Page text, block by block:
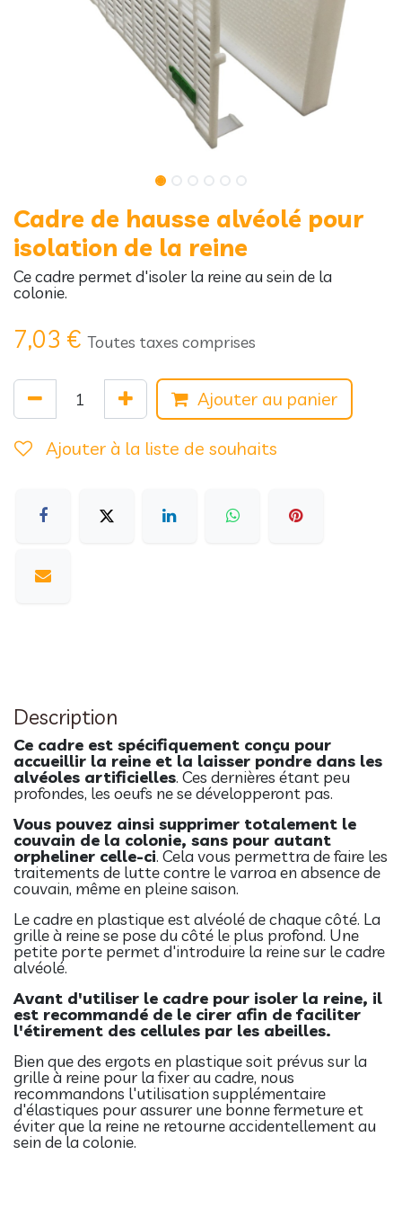
Cadre de hausse alvéolé pour
isolation de la reine
Ce cadre permet d'isoler la reine au sein de la
colonie.
7,03 € Toutes taxes comprises
Ajouter au panier
Ajouter à la liste de souhaits
Description
Ce cadre est spécifiquement conçu pour
accueillir la reine et la laisser pondre dans les
alvéoles artificielles. Ces dernières étant peu
profondes, les oeufs ne se développeront pas.
Vous pouvez ainsi supprimer totalement le
couvain de la colonie, sans pour autant
orpheliner celle-ci. Cela vous permettra de faire les
traitements de lutte contre le varroa en absence de
couvain, même en pleine saison.
Le cadre en plastique est alvéolé de chaque côté. La
grille à reine se pose du côté le plus profond. Une
petite porte permet d'introduire la reine sur le cadre
alvéolé.
Avant d'utiliser le cadre pour isoler la reine, il
est recommandé de le cirer afin de faciliter
l'étirement des cellules par les abeilles.
Bien que des ergots en plastique soit prévus sur la
grille à reine pour la fixer au cadre, nous
recommandons l'utilisation supplémentaire
d'élastiques pour assurer une bonne fermeture et
éviter que la reine ne retourne accidentellement au
sein de la colonie.